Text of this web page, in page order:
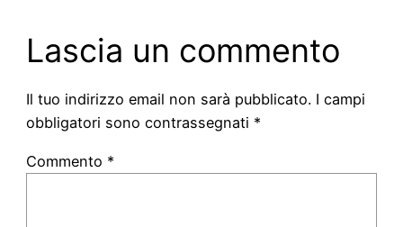
Lascia un commento
Il tuo indirizzo email non sarà pubblicato. I campi
obbligatori sono contrassegnati *
Commento *